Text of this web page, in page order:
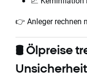
👉 Anleger rechnen
🛢️ Ölpreise
Unsicherheit